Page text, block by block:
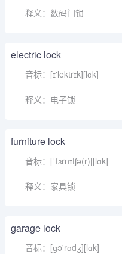
释义：数码门锁
electric lock
音标：[ɪ'lektrɪk][lɑk]
释义：电子锁
furniture lock
音标：[ˈfɜrnɪtʃə(r)][lɑk]
释义：家具锁
garage lock
音标：[ɡə'rɑdʒ][lɑk]